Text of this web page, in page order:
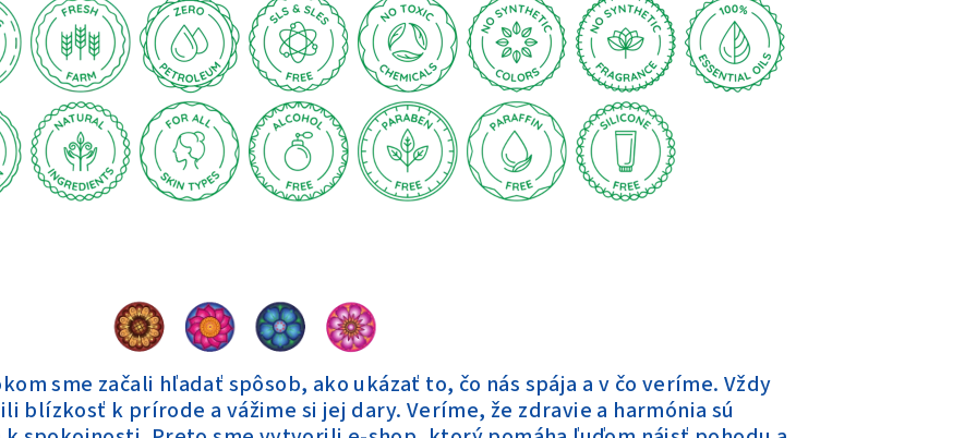
sme začali hľadať spôsob, ako ukázať to, čo nás spája a v čo veríme. Vždy
blízkosť k prírode a vážime si jej dary. Veríme, že zdravie a harmónia sú